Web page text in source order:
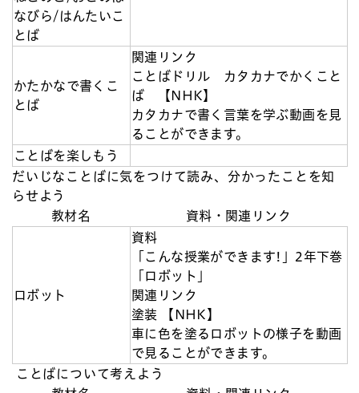
なびら/はんたいこ
とば
かたかなで書くこ
とば
関連リンク
ことばドリル カタカナでかくこと
ば 【NHK】
カタカナで書く言葉を学ぶ動画を見
ることができます。
ことばを楽しもう
だいじなことばに気をつけて読み、分かったことを知
らせよう
教材名
資料・関連リンク
ロボット
資料
「こんな授業ができます!」2年下巻
「ロボット」
関連リンク
塗装 【NHK】
車に色を塗るロボットの様子を動画
で見ることができます。
ことばについて考えよう